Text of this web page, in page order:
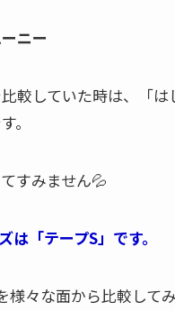
ニー
較していた時は、「
。
すみません💦
は「テープS」です。
様々な面から比較して